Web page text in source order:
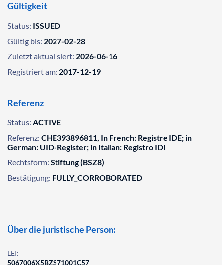
Gültigkeit
Status: ISSUED
Gültig bis: 2027-02-28
Zuletzt aktualisiert: 2026-06-16
Registriert am: 2017-12-19
Referenz
Status: ACTIVE
Referenz: CHE393896811, In French: Registre IDE; in
German: UID-Register; in Italian: Registro IDI
Rechtsform: Stiftung (BSZ8)
Bestätigung: FULLY_CORROBORATED
Über die juristische Person:
LEI:
5067006X5BZS71001C57